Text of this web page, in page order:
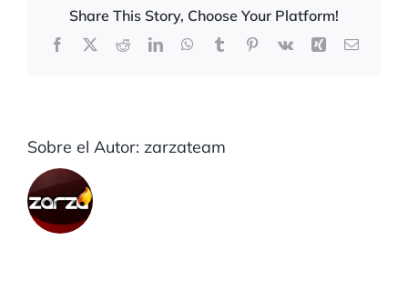
Share This Story, Choose Your Platform!
Facebook
X RedditLinkedInWhatsApp
TumblrPinterest
Vk Xing Correo
Sobre el Autor: zarzateam